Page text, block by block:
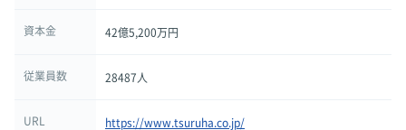
資本金 42億5,200万円
従業員数 28487人
URL https://www.tsuruha.co.jp/